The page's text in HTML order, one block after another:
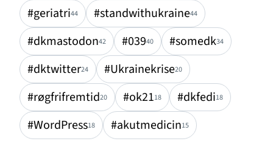
#geriatri44 #standwithukraine44
#dkmastodon42 #03940 #somedk34
#dktwitter24 #Ukrainekrise20
#røgfrifremtid20 #ok2118 #dkfedi18
#WordPress18 #akutmedicin15